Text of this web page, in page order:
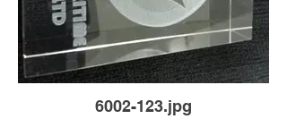
6002-123.jpg